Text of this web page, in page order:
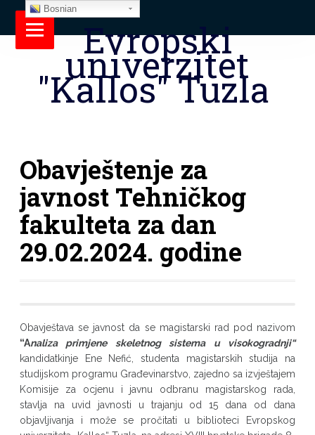
Evropski
univerzitet
"Kallos" Tuzla
Obavještenje za
javnost Tehničkog
fakulteta za dan
29.02.2024. godine
Obavještava se javnost da se magistarski rad pod nazivom
“Analiza primjene skeletnog sistema u visokogradnji“
kandidatkinje Ene Nefić, studenta magistarskih studija na
studijskom programu Građevinarstvo, zajedno sa izvještajem
Komisije za ocjenu i javnu odbranu magistarskog rada,
stavlja na uvid javnosti u trajanju od 15 dana od dana
objavljivanja i može se pročitati u biblioteci Evropskog
Bosnian